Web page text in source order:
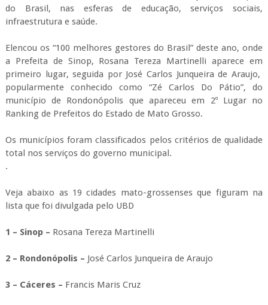
do Brasil, nas esferas de educação, serviços sociais,
infraestrutura e saúde.
Elencou os “100 melhores gestores do Brasil” deste ano, onde
a Prefeita de Sinop, Rosana Tereza Martinelli aparece em
primeiro lugar, seguida por José Carlos Junqueira de Araujo,
popularmente conhecido como “Zé Carlos Do Pátio”, do
município de Rondonópolis que apareceu em 2º Lugar no
Ranking de Prefeitos do Estado de Mato Grosso.
Os municípios foram classificados pelos critérios de qualidade
total nos serviços do governo municipal.
.
Veja abaixo as 19 cidades mato-grossenses que figuram na
lista que foi divulgada pelo UBD
1 – Sinop – Rosana Tereza Martinelli
2 – Rondonópolis – José Carlos Junqueira de Araujo
3 – Cáceres – Francis Maris Cruz